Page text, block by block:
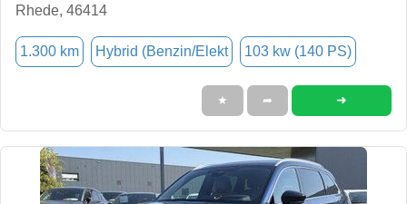
Rhede, 46414
1.300 km Hybrid (Benzin/Elekt 103 kw (140 PS)
★ ➦ ➜